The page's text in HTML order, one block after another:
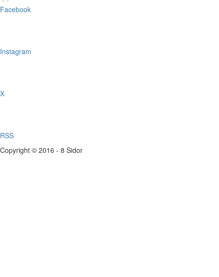
Facebook
Instagram
X
RSS
Copyright © 2016 - 8 Sidor